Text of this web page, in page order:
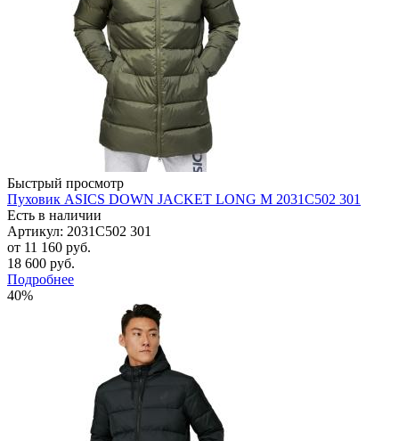
Быстрый просмотр
Пуховик ASICS DOWN JACKET LONG M 2031C502 301
Есть в наличии
Артикул: 2031C502 301
от 11 160 руб.
18 600 руб.
Подробнее
40%